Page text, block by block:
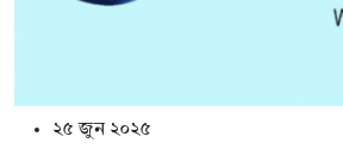
২৫ জুন ২০২৫